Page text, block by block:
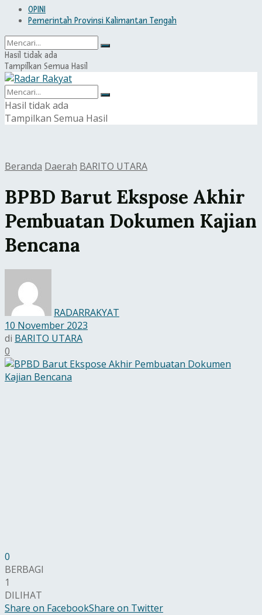
OPINI
Pemerintah Provinsi Kalimantan Tengah
Hasil tidak ada
Tampilkan Semua Hasil
Hasil tidak ada
Tampilkan Semua Hasil
Beranda Daerah BARITO UTARA
BPBD Barut Ekspose Akhir
Pembuatan Dokumen Kajian
Bencana
RADARRAKYAT
10 November 2023
di BARITO UTARA
0
0
BERBAGI
1
DILIHAT
Share on FacebookShare on Twitter